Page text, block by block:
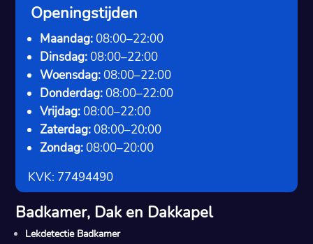
Openingstijden
Maandag: 08:00–22:00
Dinsdag: 08:00–22:00
Woensdag: 08:00–22:00
Donderdag: 08:00–22:00
Vrijdag: 08:00–22:00
Zaterdag: 08:00–20:00
Zondag: 08:00–20:00
KVK: 77494490
Badkamer, Dak en Dakkapel
Lekdetectie Badkamer